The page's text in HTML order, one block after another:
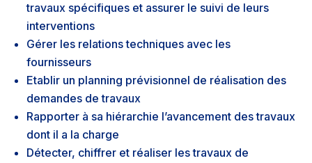
travaux spécifiques et assurer le suivi de leurs
interventions
Gérer les relations techniques avec les
fournisseurs
Etablir un planning prévisionnel de réalisation des
demandes de travaux
Rapporter à sa hiérarchie l’avancement des travaux
dont il a la charge
Détecter, chiffrer et réaliser les travaux de